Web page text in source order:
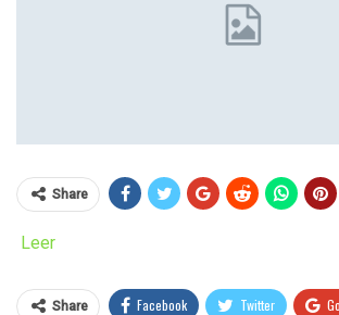
Share
Leer
Share Facebook Twitter